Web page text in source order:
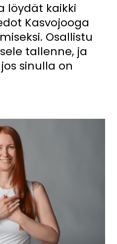
löydät kaikki
Kasvojooga
Osallistu
tallenne, ja
sinulla on